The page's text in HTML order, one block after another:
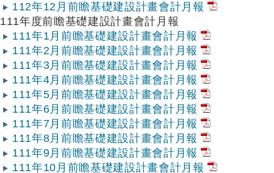
112年12月前瞻基礎建設計畫會計月報
111年度前瞻基礎建設計畫會計月報
111年1月前瞻基礎建設計畫會計月報
111年2月前瞻基礎建設計畫會計月報
111年3月前瞻基礎建設計畫會計月報
111年4月前瞻基礎建設計畫會計月報
111年5月前瞻基礎建設計畫會計月報
111年6月前瞻基礎建設計畫會計月報
111年7月前瞻基礎建設計畫會計月報
111年8月前瞻基礎建設計畫會計月報
111年9月前瞻基礎建設計畫會計月報
111年10月前瞻基礎建設計畫會計月報